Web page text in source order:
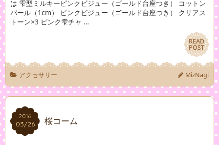
は 雫型ミルキーピンクビジュー（ゴールド台座つき） コットン
パール（1cm） ピンクビジュー（ゴールド台座つき） クリアス
トーン×3 ピンク雫チャ …
READ
POST
READ
POST
アクセサリー MizNagi
2016
03/26
2016
03/26 桜コーム